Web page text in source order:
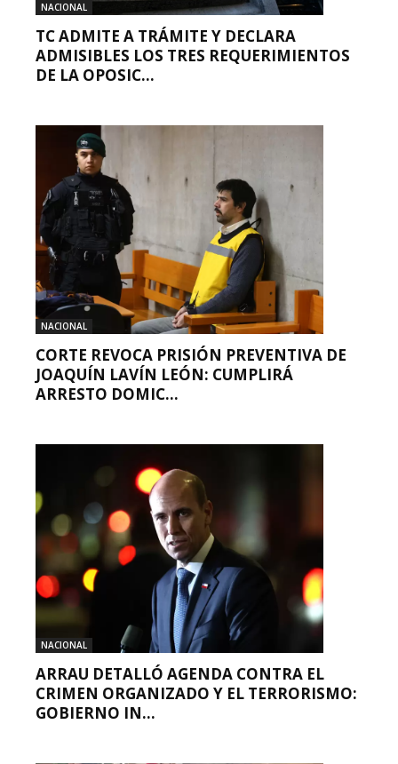
NACIONAL
TC ADMITE A TRÁMITE Y DECLARA
ADMISIBLES LOS TRES REQUERIMIENTOS
DE LA OPOSIC...
NACIONAL
CORTE REVOCA PRISIÓN PREVENTIVA DE
JOAQUÍN LAVÍN LEÓN: CUMPLIRÁ
ARRESTO DOMIC...
NACIONAL
ARRAU DETALLÓ AGENDA CONTRA EL
CRIMEN ORGANIZADO Y EL TERRORISMO:
GOBIERNO IN...